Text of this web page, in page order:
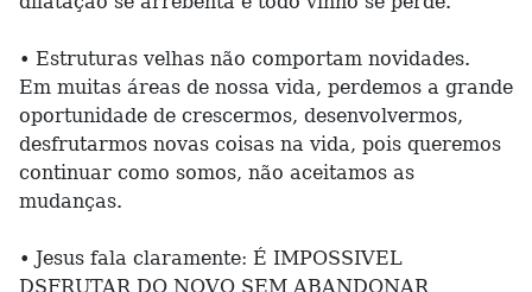
• Estruturas velhas não comportam novidades.
Em muitas áreas de nossa vida, perdemos a grande
oportunidade de crescermos, desenvolvermos,
desfrutarmos novas coisas na vida, pois queremos
continuar como somos, não aceitamos as
mudanças.
• Jesus fala claramente: É IMPOSSIVEL
DSFRUTAR DO NOVO SEM ABANDONAR